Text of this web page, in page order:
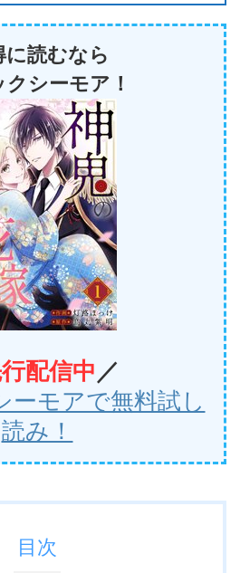
に読むなら
クシーモア！
配信中 ／
モアで無料試し
読み！
目次